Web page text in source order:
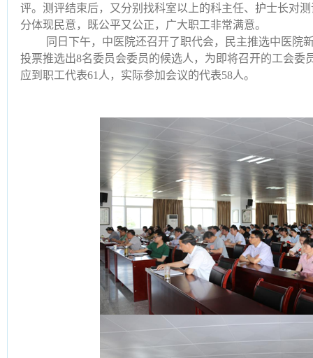
评。测评结束后，又分别找科室以上的科主任、护士长对
分体现民意，既公平又公正，广大职工非常满意。
同日下午，中医院还召开了职代会，民主推选中医院
投票推选出8名委员会委员的候选人，为即将召开的工会委
应到职工代表61人，实际参加会议的代表58人。